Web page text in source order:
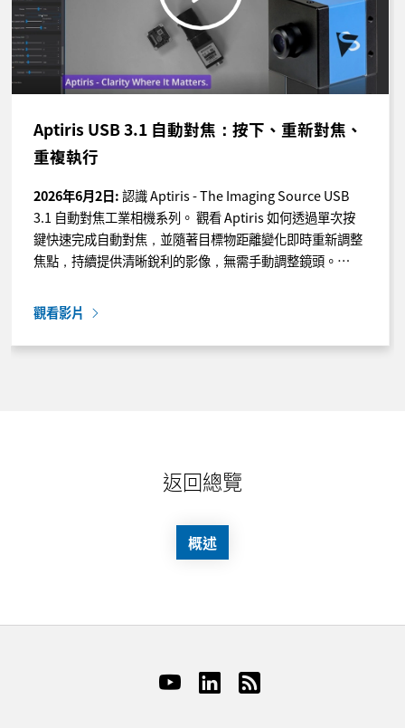
Aptiris USB 3.1 自動對焦：按下、重新對焦、
重複執行
2026年6月2日:認識 Aptiris - The Imaging Source USB
3.1 自動對焦工業相機系列。 觀看 Aptiris 如何透過單次按
鍵快速完成自動對焦，並隨著目標物距離變化即時重新調整
焦點，持續提供清晰銳利的影像，無需手動調整鏡頭。…
觀看影片
返回總覽
概述